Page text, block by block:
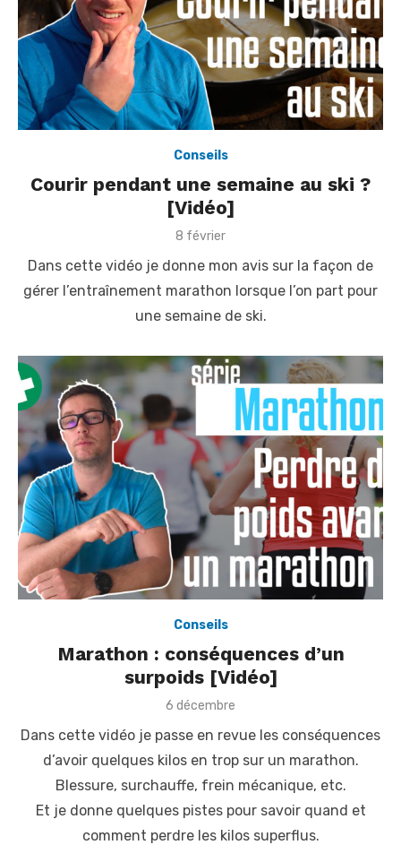
Conseils
Courir pendant une semaine au ski ?
[Vidéo]
P
s
e
d
8 février
Dans cette vidéo je donne mon avis sur la façon de
gérer l’entraînement marathon lorsque l’on part pour
une semaine de ski.
Conseils
Marathon : conséquences d’un
surpoids [Vidéo]
P
s
t
e
d
n
6 décembre
Dans cette vidéo je passe en revue les conséquences
d’avoir quelques kilos en trop sur un marathon.
Blessure, surchauffe, frein mécanique, etc.
Et je donne quelques pistes pour savoir quand et
comment perdre les kilos superflus.